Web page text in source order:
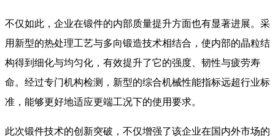
不仅如此，企业在锻件的内部质量提升方面也有显著进展。采
用新型的热处理工艺与多向锻造技术相结合，使内部的晶粒结
构得到细化与均匀化，有效提升了它的强度、韧性与疲劳寿
命。经过专门机构检测，新型的综合机械性能指标远超行业标
准，能够更好地适应更端工况下的使用要求。
此次锻件技术的创新突破，不仅增强了该企业在国内外市场的